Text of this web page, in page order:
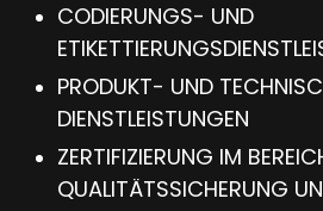
CODIERUNGS- UND
PRODUKT- UND
DIENSTLEISTUNGEN
ZERTIFIZIERUNG IM
QUALITÄTSSICHERUNG